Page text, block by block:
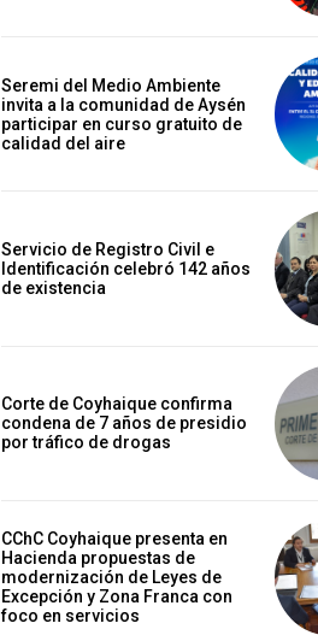
Seremi del Medio Ambiente
invita a la comunidad de Aysén
participar en curso gratuito de
calidad del aire
Servicio de Registro Civil e
Identificación celebró 142 años
de existencia
Corte de Coyhaique confirma
condena de 7 años de presidio
por tráfico de drogas
CChC Coyhaique presenta en
Hacienda propuestas de
modernización de Leyes de
Excepción y Zona Franca con
foco en servicios